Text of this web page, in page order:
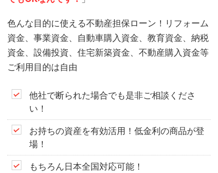
色んな目的に使える不動産担保ローン！リフォーム
資金、事業資金、自動車購入資金、教育資金、納税
資金、設備投資、住宅新築資金、不動産購入資金等
ご利用目的は自由
他社で断られた場合でも是非ご相談くださ
い！
お持ちの資産を有効活用！低金利の商品が登
場！
もちろん日本全国対応可能！